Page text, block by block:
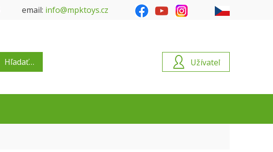
email: info@mpktoys.cz
Hľadať… Užívateľ